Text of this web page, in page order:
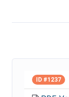
ID #1237